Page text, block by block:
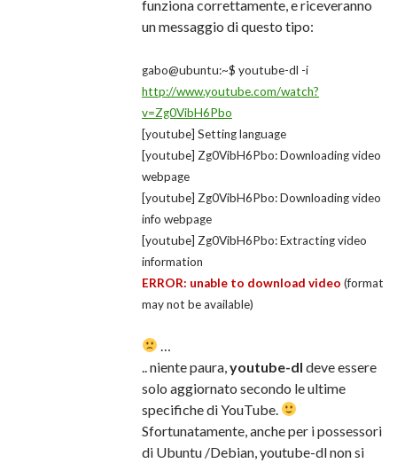
funziona correttamente, e riceveranno
un messaggio di questo tipo:
gabo@ubuntu:~$ youtube-dl -i
http://www.youtube.com/watch?
v=Zg0VibH6Pbo
[youtube] Setting language
[youtube] Zg0VibH6Pbo: Downloading video
webpage
[youtube] Zg0VibH6Pbo: Downloading video
info webpage
[youtube] Zg0VibH6Pbo: Extracting video
information
ERROR: unable to download video (format
may not be available)
.. niente paura, youtube-dl deve essere
solo aggiornato secondo le ultime
specifiche di YouTube.
Sfortunatamente, anche per i possessori
di Ubuntu /Debian, youtube-dl non si